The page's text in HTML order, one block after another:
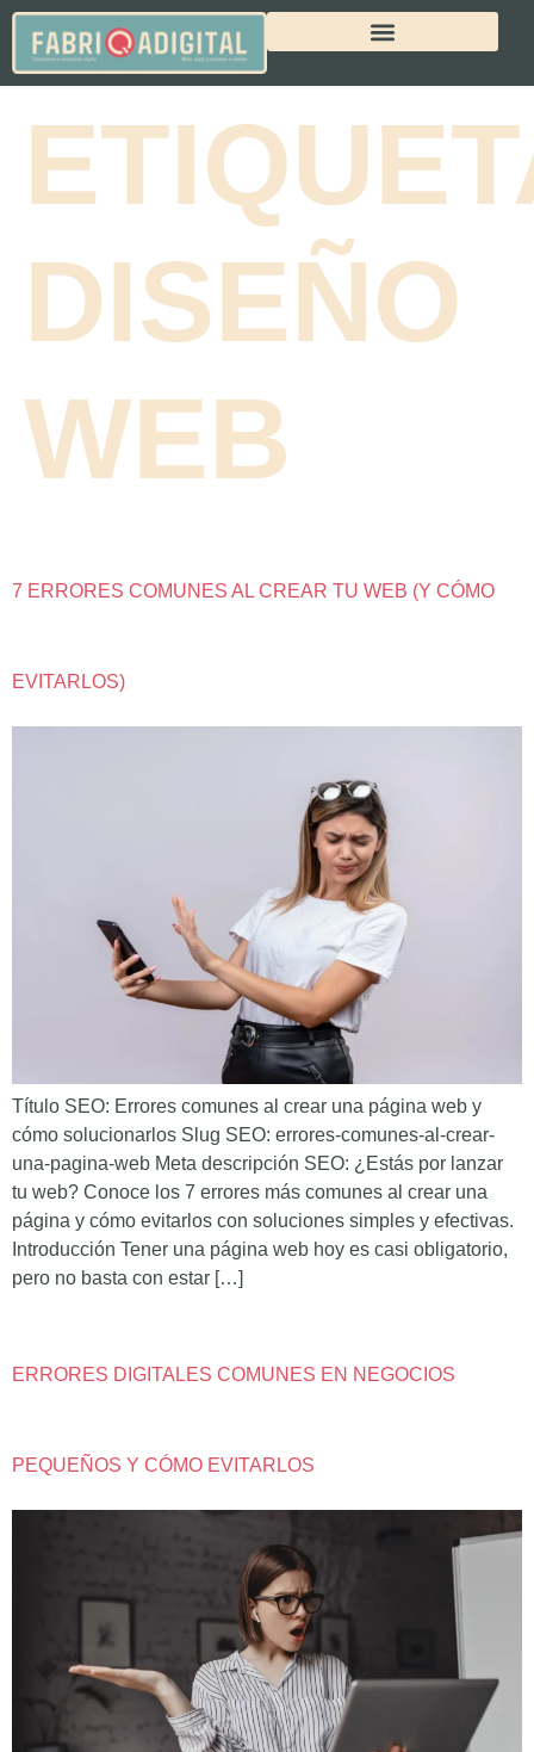
DISEÑO
WEB
7 ERRORES COMUNES AL CREAR TU WEB (Y CÓMO
EVITARLOS)
Título SEO: Errores comunes al crear una página web y
cómo solucionarlos Slug SEO: errores-comunes-al-crear-
una-pagina-web Meta descripción SEO: ¿Estás por lanzar
tu web? Conoce los 7 errores más comunes al crear una
página y cómo evitarlos con soluciones simples y efectivas.
Introducción Tener una página web hoy es casi obligatorio,
pero no basta con estar […]
ERRORES DIGITALES COMUNES EN NEGOCIOS
PEQUEÑOS Y CÓMO EVITARLOS